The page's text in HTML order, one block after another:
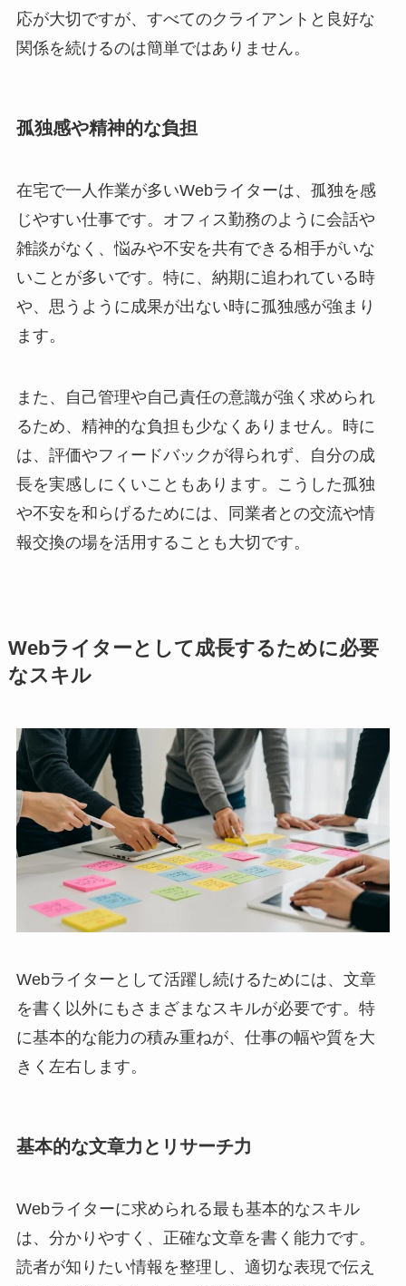
応が大切ですが、すべてのクライアントと良好な
関係を続けるのは簡単ではありません。
孤独感や精神的な負担
在宅で一人作業が多いWebライターは、孤独を感
じやすい仕事です。オフィス勤務のように会話や
雑談がなく、悩みや不安を共有できる相手がいな
いことが多いです。特に、納期に追われている時
や、思うように成果が出ない時に孤独感が強まり
ます。
また、自己管理や自己責任の意識が強く求められ
るため、精神的な負担も少なくありません。時に
は、評価やフィードバックが得られず、自分の成
長を実感しにくいこともあります。こうした孤独
や不安を和らげるためには、同業者との交流や情
報交換の場を活用することも大切です。
Webライターとして成長するために必要
なスキル
Webライターとして活躍し続けるためには、文章
を書く以外にもさまざまなスキルが必要です。特
に基本的な能力の積み重ねが、仕事の幅や質を大
きく左右します。
基本的な文章力とリサーチ力
Webライターに求められる最も基本的なスキル
は、分かりやすく、正確な文章を書く能力です。
読者が知りたい情報を整理し、適切な表現で伝え